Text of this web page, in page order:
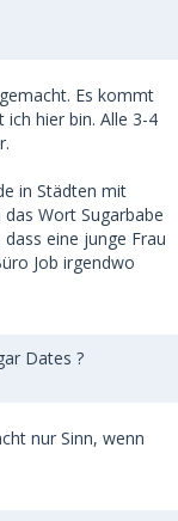
Es kommt
hier bin. Alle 3-4
in Städten mit
Wort Sugarbabe
eine junge Frau
Job irgendwo
Dates ?
nur Sinn, wenn